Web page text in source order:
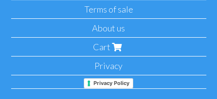
Terms of sale
About us
Cart
Privacy
Privacy Policy